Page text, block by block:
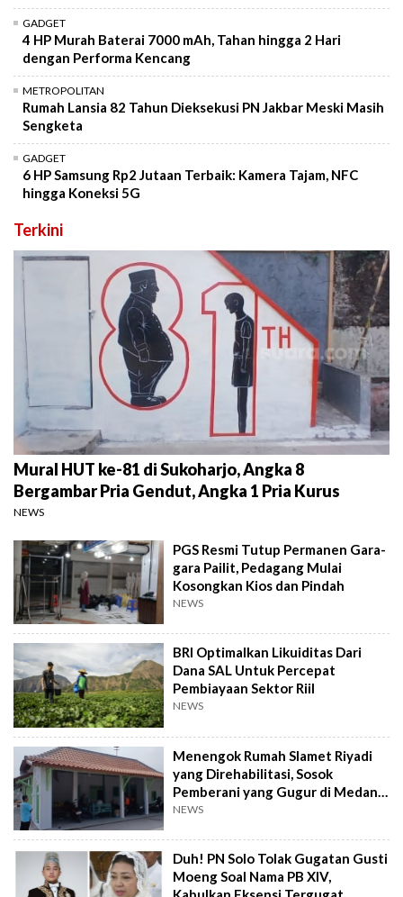
GADGET
4 HP Murah Baterai 7000 mAh, Tahan hingga 2 Hari
dengan Performa Kencang
METROPOLITAN
Rumah Lansia 82 Tahun Dieksekusi PN Jakbar Meski Masih
Sengketa
GADGET
6 HP Samsung Rp2 Jutaan Terbaik: Kamera Tajam, NFC
hingga Koneksi 5G
Terkini
Mural HUT ke-81 di Sukoharjo, Angka 8
Bergambar Pria Gendut, Angka 1 Pria Kurus
NEWS
PGS Resmi Tutup Permanen Gara-
gara Pailit, Pedagang Mulai
Kosongkan Kios dan Pindah
NEWS
BRI Optimalkan Likuiditas Dari
Dana SAL Untuk Percepat
Pembiayaan Sektor Riil
NEWS
Menengok Rumah Slamet Riyadi
yang Direhabilitasi, Sosok
Pemberani yang Gugur di Medan
Perang
NEWS
Duh! PN Solo Tolak Gugatan Gusti
Moeng Soal Nama PB XIV,